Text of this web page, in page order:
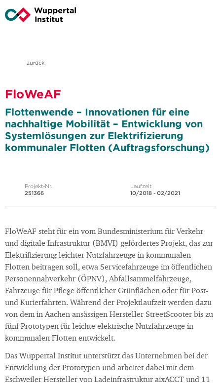
zurück
FloWeAF
Flottenwende – Innovationen für eine
nachhaltige Mobilität – Entwicklung von
Systemlösungen zur Elektrifizierung
kommunaler Flotten (Auftragsforschung)
Projekt-Nr.
251366
Laufzeit
10/2018 - 02/2021
FloWeAF steht für ein vom Bundesministerium für Verkehr
und digitale Infrastruktur (BMVI) gefördertes Projekt, das zur
Elektrifizierung leichter Nutzfahrzeuge in kommunalen
Flotten beitragen soll, etwa Servicefahrzeuge im öffentlichen
Personennahverkehr (ÖPNV), Abfallsammelfahrzeuge,
Fahrzeuge für Pflege öffentlicher Grünflächen oder für Post-
und Kurierfahrten. Während der Projektlaufzeit werden dazu
von dem in Aachen ansässigen Hersteller StreetScooter bis zu
fünf Prototypen für leichte elektrische Nutzfahrzeuge in
kommunalen Flotten entwickelt.
Das Wuppertal Institut unterstützt das Unternehmen bei der
Entwicklung der Prototypen und arbeitet dabei mit dem
Eschweiler Hersteller von Ladeinfrastruktur aixACCT und 11